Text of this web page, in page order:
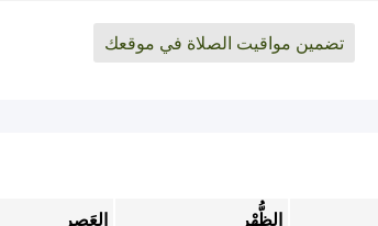
تضمين مواقيت الصلاة في موقعك
الظُّهْر العَصر